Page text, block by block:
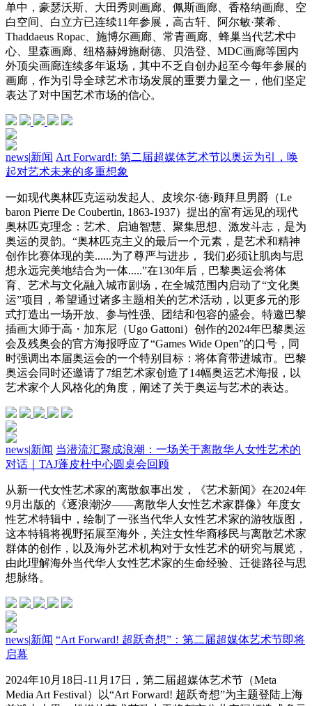
单中，豪瑟沃斯、大田秀则画廊、佩斯画廊、香格纳画廊、空
白空间、白立方已连续11年参展，高古轩、阿尔敏·莱希、
Thaddaeus Ropac、施博尔画廊、常青画廊、蜂巢当代艺术中
心、里森画廊、纽格赫姆施耐德、贝浩登、MDC画廊等国内
外顶尖画廊连续多年返场，其中不乏自创办起至今每年参展的
画廊，作为引导全球艺术市场发展的重要力量之一，他们坚定
表达了对中国艺术市场的信心。
news|新闻 Art Forward!: 第二届超媒体艺术节以奥运为引，唤
起对艺术未来的多重想象
一如现代奥林匹克运动发起人、皮埃尔·德·顾拜旦男爵（Le
baron Pierre De Coubertin, 1863-1937）提出的富有远见的现代
奥林匹克理念：艺术、启迪智慧、聚集思想、激发斗志，是为
奥运的灵韵。“奥林匹克主义的最后一个元素，是艺术和精神
创作比赛体现的美......为了尊严与进步， 我们必须让肌肉与思
想永远完美地结合为一体.....”在130年后，巴黎奥运会将体
育、艺术与文化融入城市剧场，在全城范围内启动了“文化奥
运”项目，希望通过诸多主题相关的艺术活动，以更多元的形
式打造出一场开放、参与性强、团结和包容的盛会。特邀巴黎
插画大师于高・加东尼（Ugo Gattoni）创作的2024年巴黎奥运
会及残奥会的官方海报呼应了“Games Wide Open”的口号，同
时强调出本届奥运会的一个特别目标：将体育带进城市。巴黎
奥运会同时还邀请了7组艺术家创造了14幅奥运艺术海报，以
艺术家个人风格化的角度，阐述了关于奥运与艺术的表达。
news|新闻 当潜流汇聚成浪潮：一场关于离散华人女性艺术的
对话｜TAJ蓬皮杜中心圆桌会回顾
从新一代女性艺术家的离散叙事出发，《艺术新闻》在2024年
9月出版的《逐浪潮汐——离散华人女性艺术家群像》年度女
性艺术特辑中，绘制了一张当代华人女性艺术家的游牧版图，
这本特辑将视野拓展至海外，关注女性华裔移民与离散艺术家
群体的创作，以及海外艺术机构对于女性艺术的研究与展览，
由此理解海外当代华人女性艺术家的生命经验、迁徙路径与思
想脉络。
news|新闻 “Art Forward! 超跃奇想”：第二届超媒体艺术节即将
启幕
2024年10月18日-11月17日，第二届超媒体艺术节（Meta
Media Art Festival）以“Art Forward! 超跃奇想”为主题登陆上海